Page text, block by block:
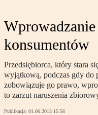
Wprowadzanie
konsumentów
Przedsiębiorca, który stara
wyjątkową, podczas gdy do
zobowiązuje go prawo,
to zarzut naruszenia
Publikacja: 01.06.2015 15:56